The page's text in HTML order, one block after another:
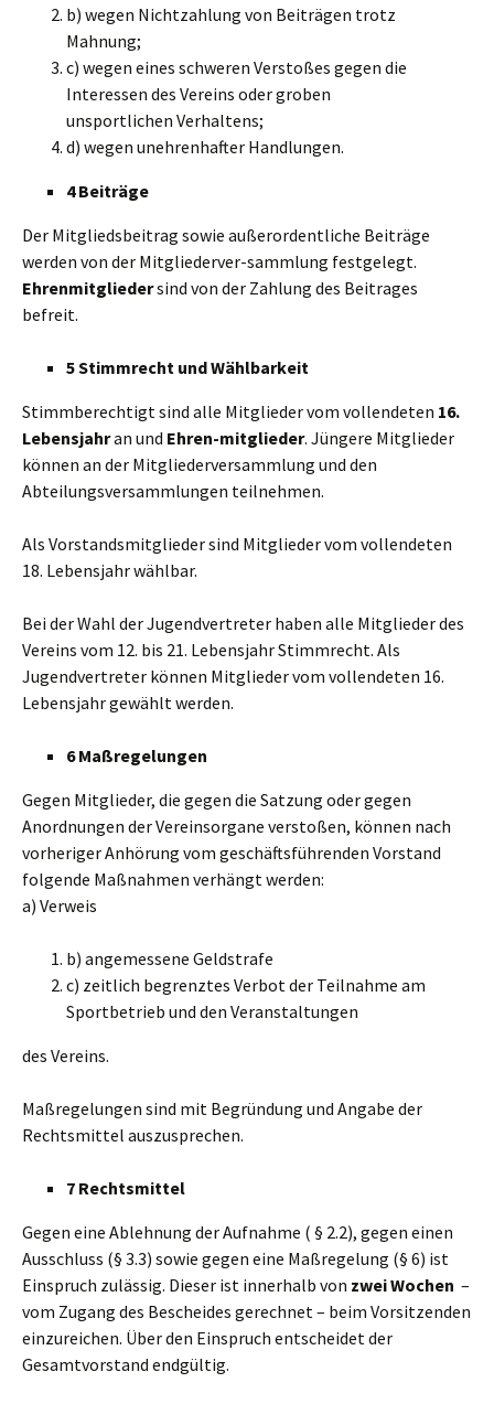
b) wegen Nichtzahlung von Beiträgen trotz
Mahnung;
c) wegen eines schweren Verstoßes gegen die
Interessen des Vereins oder groben
unsportlichen Verhaltens;
d) wegen unehrenhafter Handlungen.
4 Beiträge
Der Mitgliedsbeitrag sowie außerordentliche Beiträge
werden von der Mitgliederver-sammlung festgelegt.
Ehrenmitgliedersind von der Zahlung des Beitrages
befreit.
5 Stimmrecht und Wählbarkeit
Stimmberechtigt sind alle Mitglieder vom vollendeten 16.
Lebensjahran und Ehren-mitglieder. Jüngere Mitglieder
können an der Mitgliederversammlung und den
Abteilungsversammlungen teilnehmen.
Als Vorstandsmitglieder sind Mitglieder vom vollendeten
18. Lebensjahr wählbar.
Bei der Wahl der Jugendvertreter haben alle Mitglieder des
Vereins vom 12. bis 21. Lebensjahr Stimmrecht. Als
Jugendvertreter können Mitglieder vom vollendeten 16.
Lebensjahr gewählt werden.
6 Maßregelungen
Gegen Mitglieder, die gegen die Satzung oder gegen
Anordnungen der Vereinsorgane verstoßen, können nach
vorheriger Anhörung vom geschäftsführenden Vorstand
folgende Maßnahmen verhängt werden:
a) Verweis
b) angemessene Geldstrafe
c) zeitlich begrenztes Verbot der Teilnahme am
Sportbetrieb und den Veranstaltungen
des Vereins.
Maßregelungen sind mit Begründung und Angabe der
Rechtsmittel auszusprechen.
7 Rechtsmittel
Gegen eine Ablehnung der Aufnahme ( § 2.2), gegen einen
Ausschluss (§ 3.3) sowie gegen eine Maßregelung (§ 6) ist
Einspruch zulässig. Dieser ist innerhalb von zwei Wochen –
vom Zugang des Bescheides gerechnet – beim Vorsitzenden
einzureichen. Über den Einspruch entscheidet der
Gesamtvorstand endgültig.